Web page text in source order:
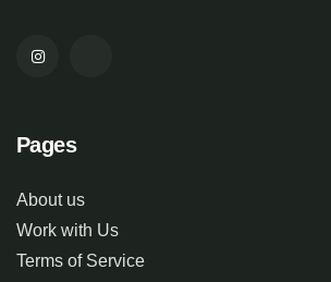
Pages
About us
Work with Us
Terms of Service